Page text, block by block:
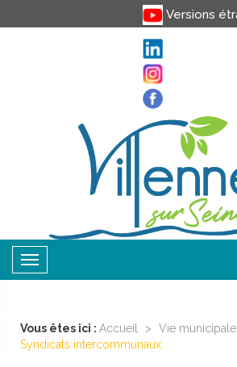
Toggle
navigation
Vous êtes ici : Accueil > Vie municipale
Syndicats intercommunaux